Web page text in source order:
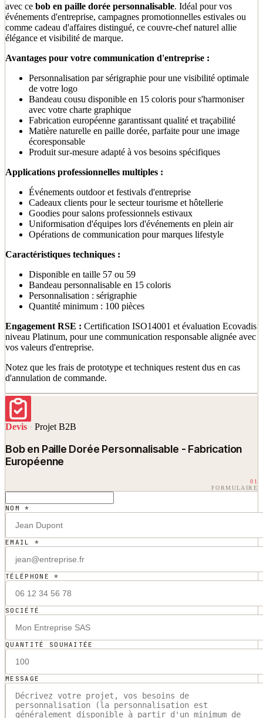
avec ce bob en paille dorée personnalisable. Idéal pour vos
événements d'entreprise, campagnes promotionnelles estivales ou
comme cadeau d'affaires distingué, ce couvre-chef naturel allie
élégance et visibilité de marque.
Avantages pour votre communication d'entreprise :
Personnalisation par sérigraphie pour une visibilité optimale
de votre logo
Bandeau cousu disponible en 15 coloris pour s'harmoniser
avec votre charte graphique
Fabrication européenne garantissant qualité et traçabilité
Matière naturelle en paille dorée, parfaite pour une image
écoresponsable
Produit sur-mesure adapté à vos besoins spécifiques
Applications professionnelles multiples :
Événements outdoor et festivals d'entreprise
Cadeaux clients pour le secteur tourisme et hôtellerie
Goodies pour salons professionnels estivaux
Uniformisation d'équipes lors d'événements en plein air
Opérations de communication pour marques lifestyle
Caractéristiques techniques :
Disponible en taille 57 ou 59
Bandeau personnalisable en 15 coloris
Personnalisation : sérigraphie
Quantité minimum : 100 pièces
Engagement RSE : Certification ISO14001 et évaluation Ecovadis
niveau Platinum, pour une communication responsable alignée avec
vos valeurs d'entreprise.
Notez que les frais de prototype et techniques restent dus en cas
d'annulation de commande.
Devis · Projet B2B
Bob en Paille Dorée Personnalisable - Fabrication
Européenne
01
FORMULAIRE
NOM *
EMAIL *
TÉLÉPHONE *
SOCIÉTÉ
QUANTITÉ SOUHAITÉE
MESSAGE